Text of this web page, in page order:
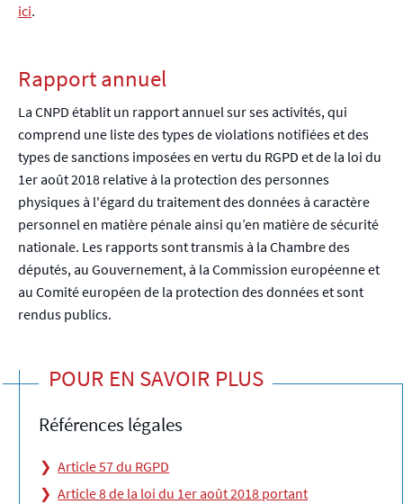
ici.
Rapport annuel
La CNPD établit un rapport annuel sur ses activités, qui
comprend une liste des types de violations notifiées et des
types de sanctions imposées en vertu du RGPD et de la loi du
1er août 2018 relative à la protection des personnes
physiques à l'égard du traitement des données à caractère
personnel en matière pénale ainsi qu’en matière de sécurité
nationale. Les rapports sont transmis à la Chambre des
députés, au Gouvernement, à la Commission européenne et
au Comité européen de la protection des données et sont
rendus publics.
POUR EN SAVOIR PLUS
Références légales
Article 57 du RGPD
Article 8 de la loi du 1er août 2018 portant